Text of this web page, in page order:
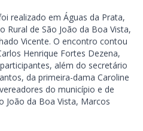
realizado em Águas da Prata,
Rural de São João da Boa Vista,
Vicente. O encontro contou
Henrique Fortes Dezena,
além do secretário
da primeira-dama Caroline
do município e de
João da Boa Vista, Marcos